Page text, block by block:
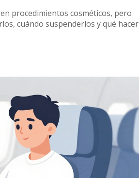
procedimientos cosméticos, pero
cuándo suspenderlos y qué hacer